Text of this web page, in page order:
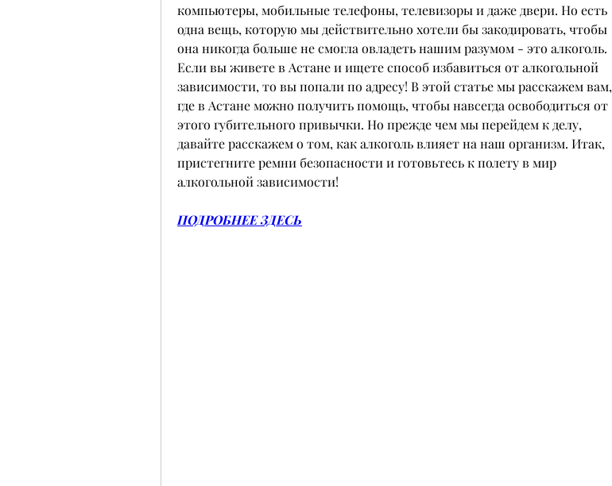
компьютеры, мобильные телефоны, телевизоры и даже двери. Но есть
одна вещь, которую мы действительно хотели бы закодировать, чтобы
она никогда больше не смогла овладеть нашим разумом - это алкоголь.
Если вы живете в Астане и ищете способ избавиться от алкогольной
зависимости, то вы попали по адресу! В этой статье мы расскажем вам,
где в Астане можно получить помощь, чтобы навсегда освободиться от
этого губительного привычки. Но прежде чем мы перейдем к делу,
давайте расскажем о том, как алкоголь влияет на наш организм. Итак,
пристегните ремни безопасности и готовьтесь к полету в мир
алкогольной зависимости!
ПОДРОБНЕЕ ЗДЕСЬ